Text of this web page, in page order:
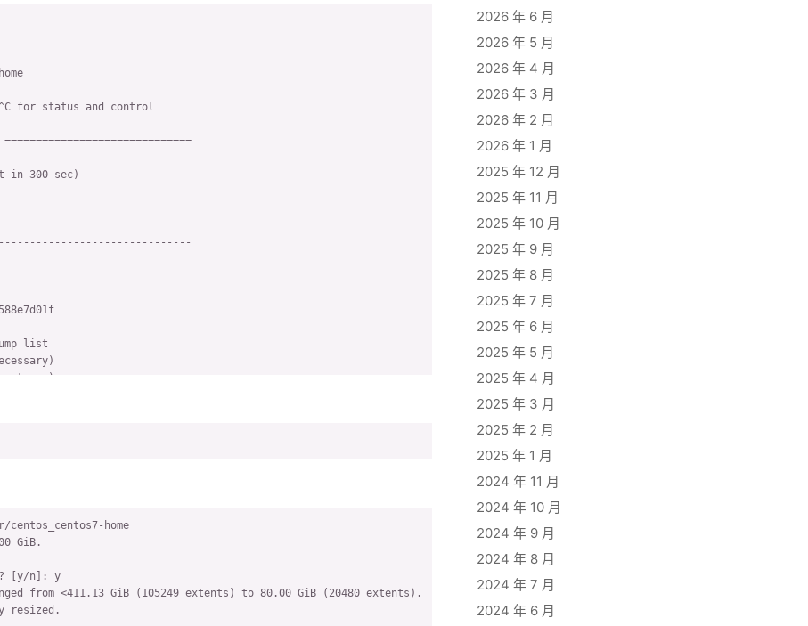
for status and control
list
stream)
0, file 0)
home
GiB.
[y/n]: y
from <411.13 GiB (105249 extents) to 80.00 GiB (20480 extents).
resized.
2026 年 6 月
2026 年 5 月
2026 年 4 月
2026 年 3 月
2026 年 2 月
2026 年 1 月
2025 年 12 月
2025 年 11 月
2025 年 10 月
2025 年 9 月
2025 年 8 月
2025 年 7 月
2025 年 6 月
2025 年 5 月
2025 年 4 月
2025 年 3 月
2025 年 2 月
2025 年 1 月
2024 年 11 月
2024 年 10 月
2024 年 9 月
2024 年 8 月
2024 年 7 月
2024 年 6 月